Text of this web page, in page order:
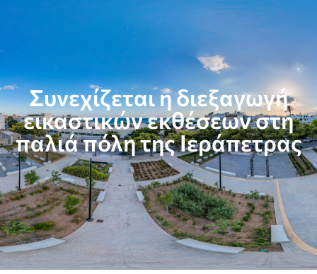
Συνεχίζεται η διεξαγωγή
εικαστικών εκθέσεων στη
παλιά πόλη της Ιεράπετρας